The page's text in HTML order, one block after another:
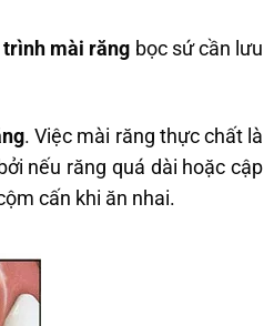
trình mài răng bọc sứ cần lưu
. Việc mài răng thực chất là
nếu răng quá dài hoặc cập
cấn khi ăn nhai.